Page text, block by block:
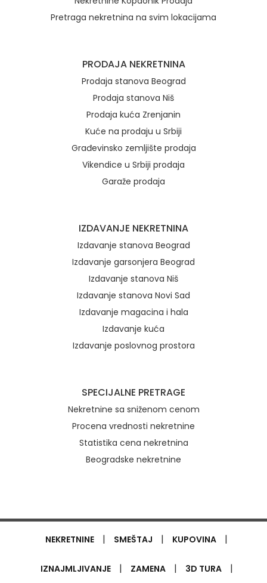
Pretraga nekretnina na svim lokacijama
PRODAJA NEKRETNINA
Prodaja stanova Beograd
Prodaja stanova Niš
Prodaja kuća Zrenjanin
Kuće na prodaju u Srbiji
Građevinsko zemljište prodaja
Vikendice u Srbiji prodaja
Garaže prodaja
IZDAVANJE NEKRETNINA
Izdavanje stanova Beograd
Izdavanje garsonjera Beograd
Izdavanje stanova Niš
Izdavanje stanova Novi Sad
Izdavanje magacina i hala
Izdavanje kuća
Izdavanje poslovnog prostora
SPECIJALNE PRETRAGE
Nekretnine sa sniženom cenom
Procena vrednosti nekretnine
Statistika cena nekretnina
Beogradske nekretnine
NEKRETNINE | SMEŠTAJ | KUPOVINA |
IZNAJMLJIVANJE | ZAMENA | 3D TURA |